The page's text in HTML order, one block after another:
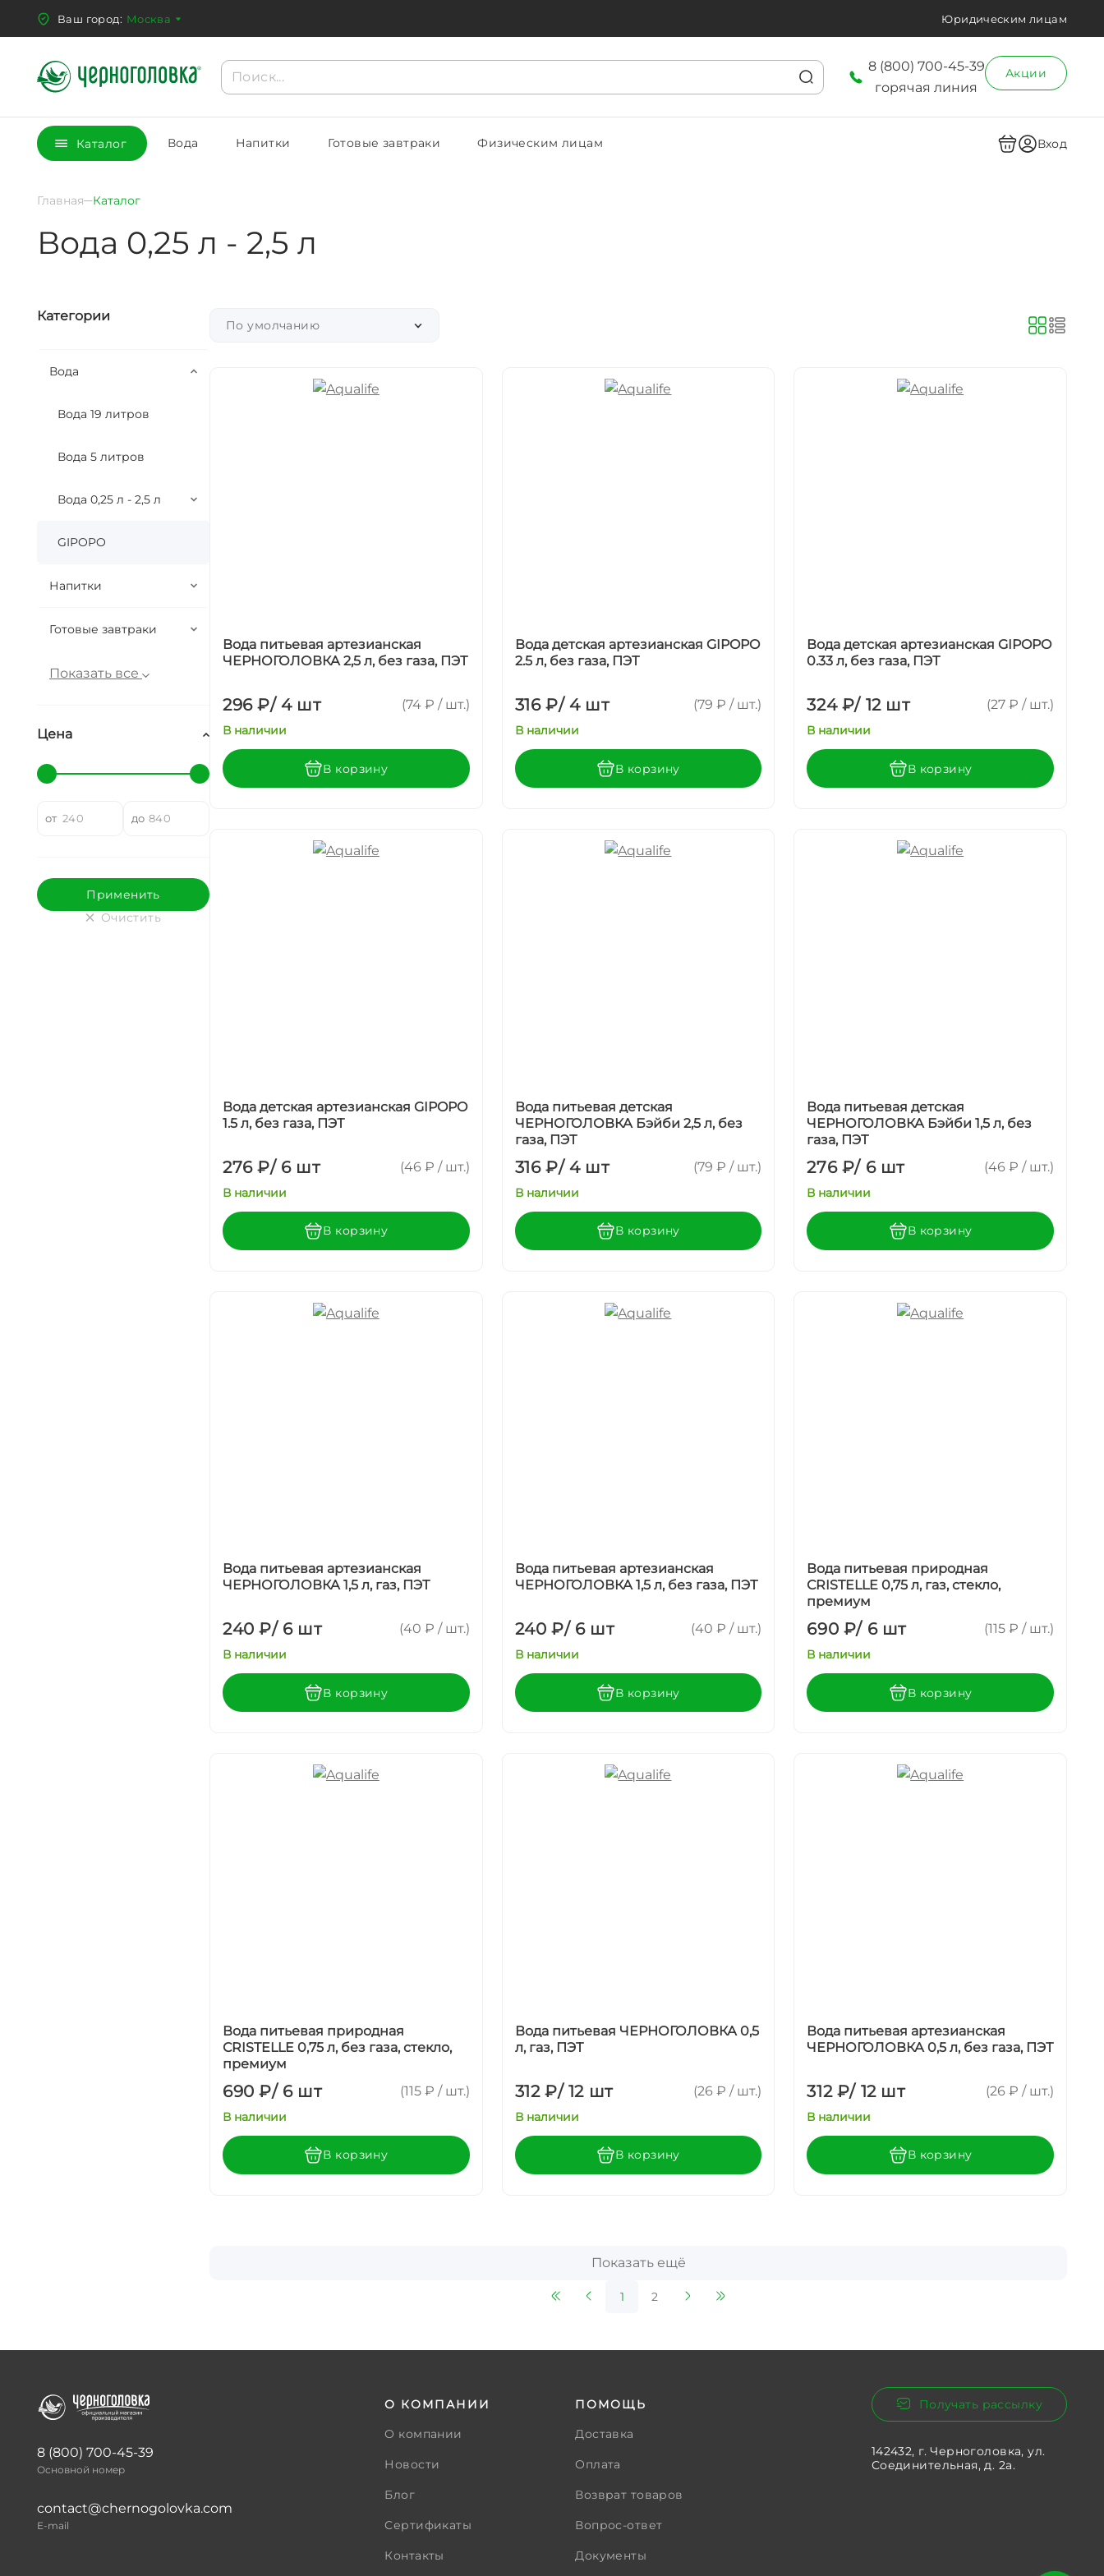
Ваш город: Москва Юридическим лицам
8 (800) 700-45-39
горячая линия
Акции
Каталог Вода Напитки Готовые завтраки Физическим лицам Вход
Главная Каталог
Вода 0,25 л - 2,5 л
Категории
Вода
Вода 19 литров
Вода 5 литров
Вода 0,25 л - 2,5 л
GIPOPO
Напитки
Готовые завтраки
Показать все
Цена
от до
Очистить
По умолчанию
Вода питьевая артезианская
ЧЕРНОГОЛОВКА 2,5 л, без газа, ПЭТ
296 ₽/4 шт (74 ₽ / шт.)
В наличии
В корзину
Вода детская артезианская GIPOPO
2.5 л, без газа, ПЭТ
316 ₽/ 4 шт (79 ₽ / шт.)
В наличии
В корзину
Вода детская артезианская GIPOPO
0.33 л, без газа, ПЭТ
324 ₽/ 12 шт (27 ₽ / шт.)
В наличии
В корзину
Вода детская артезианская GIPOPO
1.5 л, без газа, ПЭТ
276 ₽/ 6 шт (46 ₽ / шт.)
В наличии
В корзину
Вода питьевая детская
ЧЕРНОГОЛОВКА Бэйби 2,5 л, без
газа, ПЭТ
316 ₽/ 4 шт (79 ₽ / шт.)
В наличии
В корзину
Вода питьевая детская
ЧЕРНОГОЛОВКА Бэйби 1,5 л, без
газа, ПЭТ
276 ₽/ 6 шт (46 ₽ / шт.)
В наличии
В корзину
Вода питьевая артезианская
ЧЕРНОГОЛОВКА 1,5 л, газ, ПЭТ
240 ₽/ 6 шт (40 ₽ / шт.)
В наличии
В корзину
Вода питьевая артезианская
ЧЕРНОГОЛОВКА 1,5 л, без газа, ПЭТ
240 ₽/ 6 шт (40 ₽ / шт.)
В наличии
В корзину
Вода питьевая природная
СRISTELLE 0,75 л, газ, стекло,
премиум
690 ₽/ 6 шт (115 ₽ / шт.)
В наличии
В корзину
Вода питьевая природная
СRISTELLE 0,75 л, без газа, стекло,
премиум
690 ₽/ 6 шт (115 ₽ / шт.)
В наличии
В корзину
Вода питьевая ЧЕРНОГОЛОВКА 0,5
л, газ, ПЭТ
312 ₽/ 12 шт (26 ₽ / шт.)
В наличии
В корзину
Вода питьевая артезианская
ЧЕРНОГОЛОВКА 0,5 л, без газа, ПЭТ
312 ₽/ 12 шт (26 ₽ / шт.)
В наличии
В корзину
Показать ещё
1 2
8 (800) 700-45-39
Основной номер
contact@chernogolovka.com
E-mail
О КОМПАНИИ
О компании
Новости
Блог
Сертификаты
Контакты
ПОМОЩЬ
Доставка
Оплата
Возврат товаров
Вопрос-ответ
Документы
Получать рассылку
142432, г. Черноголовка, ул.
Соединительная, д. 2а.